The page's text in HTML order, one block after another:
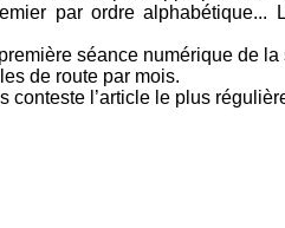
par ordre
séance numérique de
de route par mois.
conteste l’article le plus